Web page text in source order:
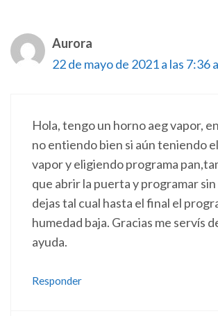
Aurora
22 de mayo de 2021 a las 7:36
Hola, tengo un horno aeg vapor,
no entiendo bien si aún teniendo
vapor y eligiendo programa
que abrir la puerta y programar
dejas tal cual hasta el final el
humedad baja. Gracias me servís
ayuda.
Responder